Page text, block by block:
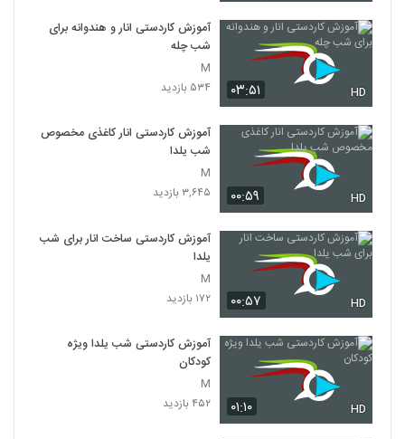
۰۳:۵۱ HD
آموزش کاردستی انار و هندوانه برای
شب چله
M
۵۳۴ بازدید
۰۰:۵۹ HD
آموزش کاردستی انار کاغذی مخصوص
شب یلدا
M
۳,۶۴۵ بازدید
۰۰:۵۷ HD
آموزش کاردستی ساخت انار برای شب
یلدا
M
۱۷۲ بازدید
۰۱:۱۰ HD
آموزش کاردستی شب یلدا ویژه
کودکان
M
۴۵۲ بازدید